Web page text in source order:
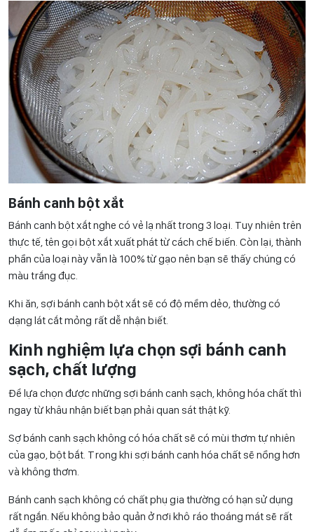
Bánh canh bột xắt
Bánh canh bột xắt nghe có vẻ lạ nhất trong 3 loại. Tuy nhiên trên
thực tế, tên gọi bột xắt xuất phát từ cách chế biến. Còn lại, thành
phần của loại này vẫn là 100% từ gạo nên bạn sẽ thấy chúng có
màu trắng đục.
Khi ăn, sợi bánh canh bột xắt sẽ có độ mềm dẻo, thường có
dạng lát cắt mỏng rất dễ nhận biết.
Kinh nghiệm lựa chọn sợi bánh canh
sạch, chất lượng
Để lựa chọn được những sợi bánh canh sạch, không hóa chất thì
ngay từ khâu nhận biết bạn phải quan sát thật kỹ.
Sợ bánh canh sạch không có hóa chất sẽ có mùi thơm tự nhiên
của gạo, bột bắt. Trong khi sợi bánh canh hóa chất sẽ nồng hơn
và không thơm.
Bánh canh sạch không có chất phụ gia thường có hạn sử dụng
rất ngắn. Nếu không bảo quản ở nơi khô ráo thoáng mát sẽ rất